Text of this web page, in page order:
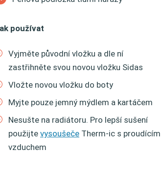
používat
Vyjměte původní vložku a dle ní
zastřihněte svou novou vložku Sidas
Vložte novou vložku do boty
Myjte pouze jemný mýdlem a kartáčem
Nesušte na radiátoru. Pro lepší sušení
použijte vysoušeče Therm-ic s proudícím
vzduchem